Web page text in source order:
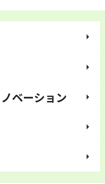
ベーション